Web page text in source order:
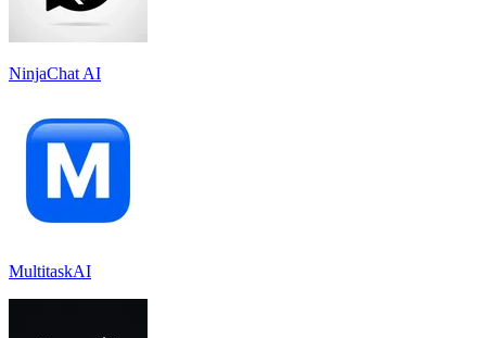
NinjaChat AI
MultitaskAI